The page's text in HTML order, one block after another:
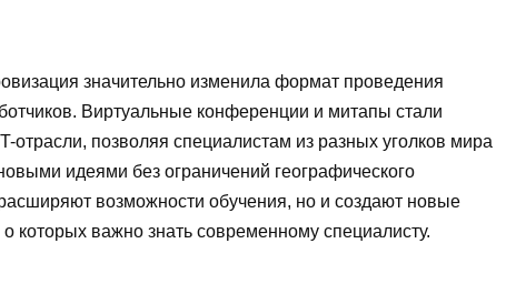
значительно изменила формат проведения
Виртуальные конференции и митапы стали
позволяя специалистам из разных уголков мира
идеями без ограничений географического
возможности обучения, но и создают новые
важно знать современному специалисту.